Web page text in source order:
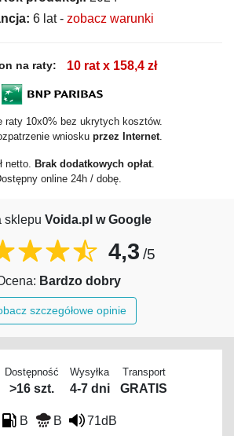
6 lat - zobacz warunki
na raty: 10 rat x 158,4 zł
raty 10x0% bez ukrytych kosztów.
wniosku przez Internet
netto. Brak dodatkowych opłat
online 24h / dobę.
sklepu Voida.pl w Google
4,3 /5
Bardzo dobry
szczegółowe opinie
Dostępność
>16 szt.
Wysyłka
4-7 dni
Transport
GRATIS
B B 71dB